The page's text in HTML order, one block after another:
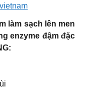
làm sạch lên men
enzyme đậm đặc